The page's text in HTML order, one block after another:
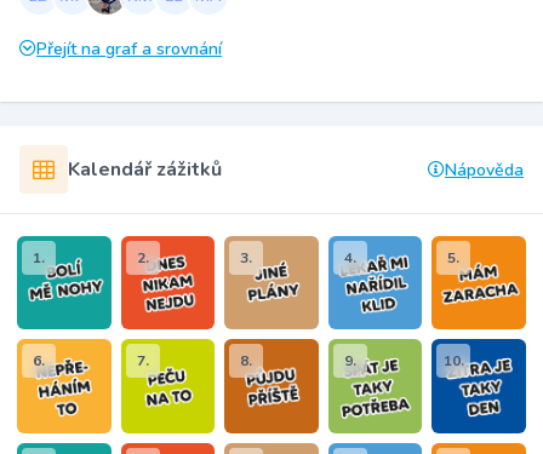
Přejít na graf a srovnání
Kalendář zážitků Nápověda
1. 2. 3. 4. 5.
6. 7. 8. 9. 10.